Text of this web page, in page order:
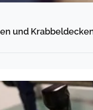
und